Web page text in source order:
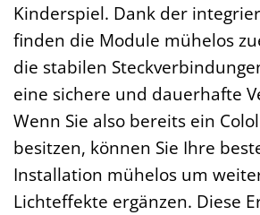
Kinderspiel. Dank der
finden die Module mühelos
die stabilen
eine sichere und dauerhafte
Wenn Sie also bereits ein
besitzen, können Sie Ihre
Installation mühelos um
Lichteffekte ergänzen. Diese